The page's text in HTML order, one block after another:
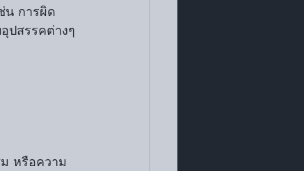
น การผิด
ปสรรคต่างๆ
หรือความ